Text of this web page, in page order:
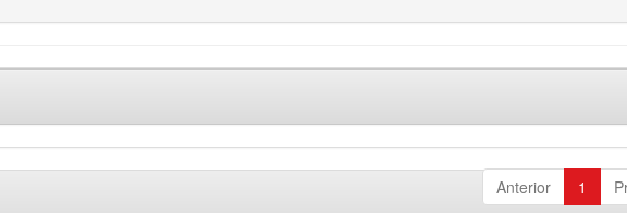
Anterior 1